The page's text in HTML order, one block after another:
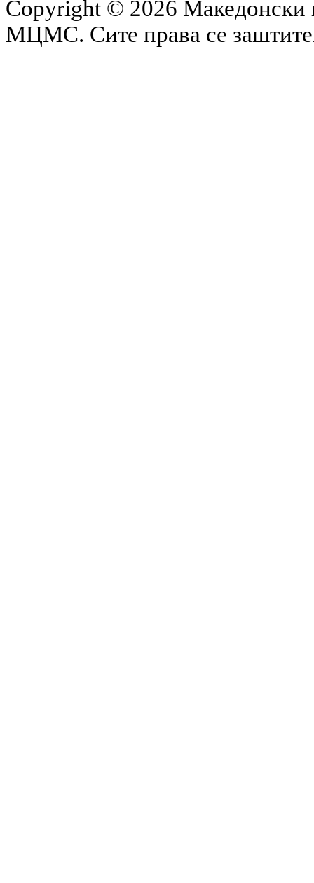
Copyright © 2026 Македонски
МЦМС. Сите права се